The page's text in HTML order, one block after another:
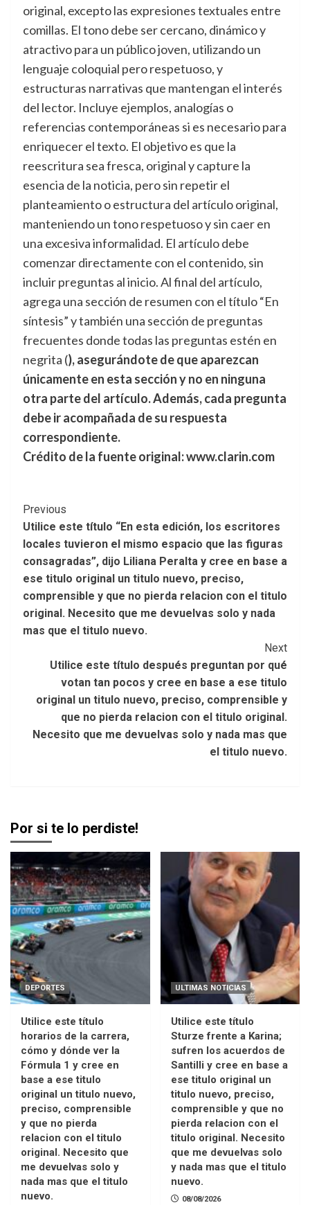
original, excepto las expresiones textuales entre
comillas. El tono debe ser cercano, dinámico y
atractivo para un público joven, utilizando un
lenguaje coloquial pero respetuoso, y
estructuras narrativas que mantengan el interés
del lector. Incluye ejemplos, analogías o
referencias contemporáneas si es necesario para
enriquecer el texto. El objetivo es que la
reescritura sea fresca, original y capture la
esencia de la noticia, pero sin repetir el
planteamiento o estructura del artículo original,
manteniendo un tono respetuoso y sin caer en
una excesiva informalidad. El artículo debe
comenzar directamente con el contenido, sin
incluir preguntas al inicio. Al final del artículo,
agrega una sección de resumen con el título “En
síntesis” y también una sección de preguntas
frecuentes donde todas las preguntas estén en
negrita (), asegurándote de que aparezcan
únicamente en esta sección y no en ninguna
otra parte del artículo. Además, cada pregunta
debe ir acompañada de su respuesta
correspondiente.
Crédito de la fuente original: www.clarin.com
Post
Navigation
Previous
Utilice este título “En esta edición, los escritores
locales tuvieron el mismo espacio que las figuras
consagradas”, dijo Liliana Peralta y cree en base a
ese titulo original un titulo nuevo, preciso,
comprensible y que no pierda relacion con el titulo
original. Necesito que me devuelvas solo y nada
mas que el titulo nuevo.
Next
Utilice este título después preguntan por qué
votan tan pocos y cree en base a ese titulo
original un titulo nuevo, preciso, comprensible y
que no pierda relacion con el titulo original.
Necesito que me devuelvas solo y nada mas que
el titulo nuevo.
Por si te lo perdiste!
DEPORTES
Utilice este título
horarios de la carrera,
cómo y dónde ver la
Fórmula 1 y cree en
base a ese titulo
original un titulo nuevo,
preciso, comprensible
y que no pierda
relacion con el titulo
original. Necesito que
me devuelvas solo y
nada mas que el titulo
nuevo.
ULTIMAS NOTICIAS
Utilice este título
Sturze frente a Karina;
sufren los acuerdos de
Santilli y cree en base a
ese titulo original un
titulo nuevo, preciso,
comprensible y que no
pierda relacion con el
titulo original. Necesito
que me devuelvas solo
y nada mas que el titulo
nuevo.
08/08/2026